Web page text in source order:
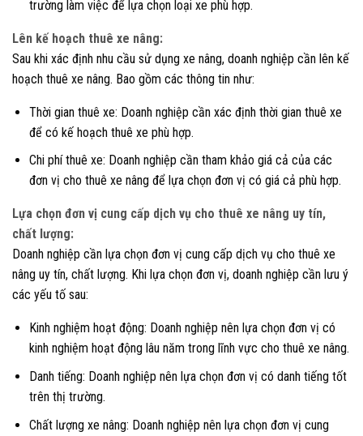
trường làm việc để lựa chọn loại xe phù hợp.
Lên kế hoạch thuê xe nâng:
Sau khi xác định nhu cầu sử dụng xe nâng, doanh nghiệp cần lên kế
hoạch thuê xe nâng. Bao gồm các thông tin như:
Thời gian thuê xe: Doanh nghiệp cần xác định thời gian thuê xe
để có kế hoạch thuê xe phù hợp.
Chi phí thuê xe: Doanh nghiệp cần tham khảo giá cả của các
đơn vị cho thuê xe nâng để lựa chọn đơn vị có giá cả phù hợp.
Lựa chọn đơn vị cung cấp dịch vụ cho thuê xe nâng uy tín,
chất lượng:
Doanh nghiệp cần lựa chọn đơn vị cung cấp dịch vụ cho thuê xe
nâng uy tín, chất lượng. Khi lựa chọn đơn vị, doanh nghiệp cần lưu ý
các yếu tố sau:
Kinh nghiệm hoạt động: Doanh nghiệp nên lựa chọn đơn vị có
kinh nghiệm hoạt động lâu năm trong lĩnh vực cho thuê xe nâng.
Danh tiếng: Doanh nghiệp nên lựa chọn đơn vị có danh tiếng tốt
trên thị trường.
Chất lượng xe nâng: Doanh nghiệp nên lựa chọn đơn vị cung